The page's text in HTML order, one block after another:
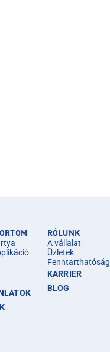
RÓLUNK
A vállalat
Üzletek
Fenntarthatóság
KARRIER
BLOG